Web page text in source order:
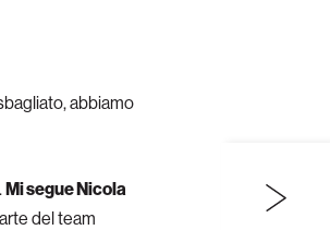
abbiamo
Mi segue Nicola
del team